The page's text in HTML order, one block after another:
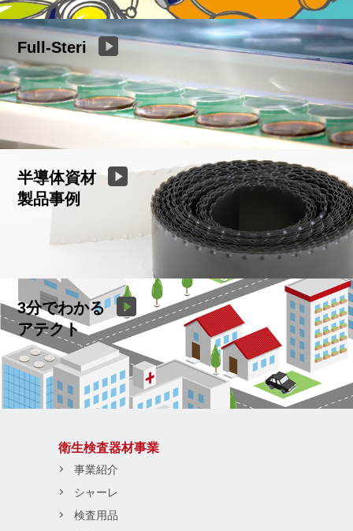
Full-Steri
半導体資材
製品事例
3分でわかる
アテクト
衛生検査器材事業
事業紹介
シャーレ
検査用品